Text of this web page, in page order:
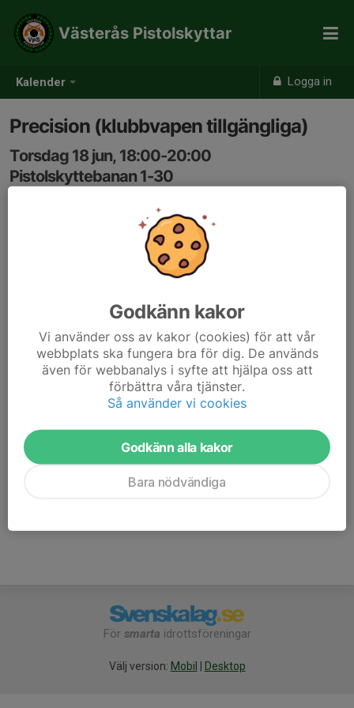
Kalender Logga in
Västerås Pistolskyttar
Precision (klubbvapen tillgängliga)
Torsdag 18 jun, 18:00-20:00
Pistolskyttebanan 1-30
Vi skjuter en klubbtävling i precision, skjutledare utses
Skjutprotokollet måste skrivas i ORDENTLIGT och
Klubbvapen tas ut.
Viktigt att du anmäler ditt deltagande och önskan om
Vi ses!
För smarta idrottsföreningar
Välj version: Mobil Desktop
Godkänn kakor
Vi använder oss av kakor (cookies) för att vår
webbplats ska fungera bra för dig. De används
även för webbanalys i syfte att hjälpa oss att
förbättra våra tjänster.
Så använder vi cookies
Godkänn alla kakor
Bara nödvändiga